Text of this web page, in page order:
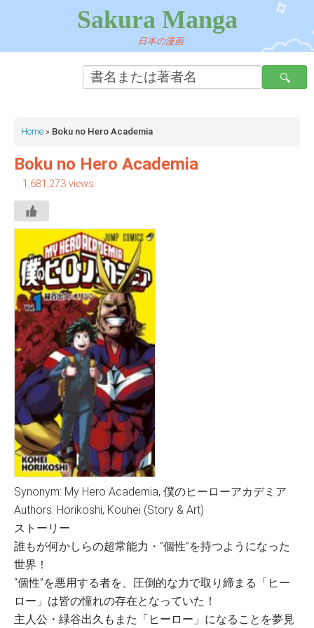
Sakura Manga
日本の漫画
Home » Boku no Hero Academia
Boku no Hero Academia
1,681,273 views
Synonym: My Hero Academia, 僕のヒーローアカデミア
Authors: Horikoshi, Kouhei (Story & Art)
ストーリー
誰もが何かしらの超常能力・”個性”を持つようになった
世界！
“個性”を悪用する者を、圧倒的な力で取り締まる「ヒー
ロー」は皆の憧れの存在となっていた！
主人公・緑谷出久もまた「ヒーロー」になることを夢見